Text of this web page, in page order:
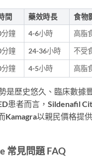
間 藥效時長
食物
鐘 4-6小時 高脂
鐘 24-36小時 不受
鐘 4-5小時 高脂
是歷史悠久、臨床數據
患者而言，Sildenafil
Kamagra以親民價格提
常見問題 FAQ